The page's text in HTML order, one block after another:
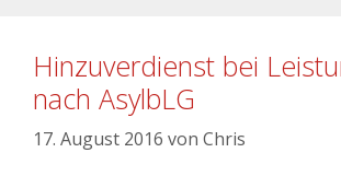
Hinzuverdienst bei
nach AsylbLG
17. August 2016 von Chris